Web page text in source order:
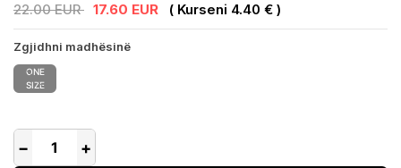
22.00 EUR 17.60 EUR ( Kurseni 4.40 € )
Zgjidhni madhësinë
ONE
SIZE
− +